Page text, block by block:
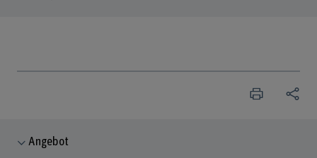
Angebot